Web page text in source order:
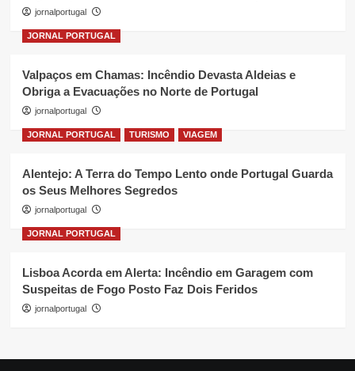
jornalportugal
JORNAL PORTUGAL
Valpaços em Chamas: Incêndio Devasta Aldeias e
Obriga a Evacuações no Norte de Portugal
jornalportugal
JORNAL PORTUGAL TURISMO VIAGEM
Alentejo: A Terra do Tempo Lento onde Portugal Guarda
os Seus Melhores Segredos
jornalportugal
JORNAL PORTUGAL
Lisboa Acorda em Alerta: Incêndio em Garagem com
Suspeitas de Fogo Posto Faz Dois Feridos
jornalportugal